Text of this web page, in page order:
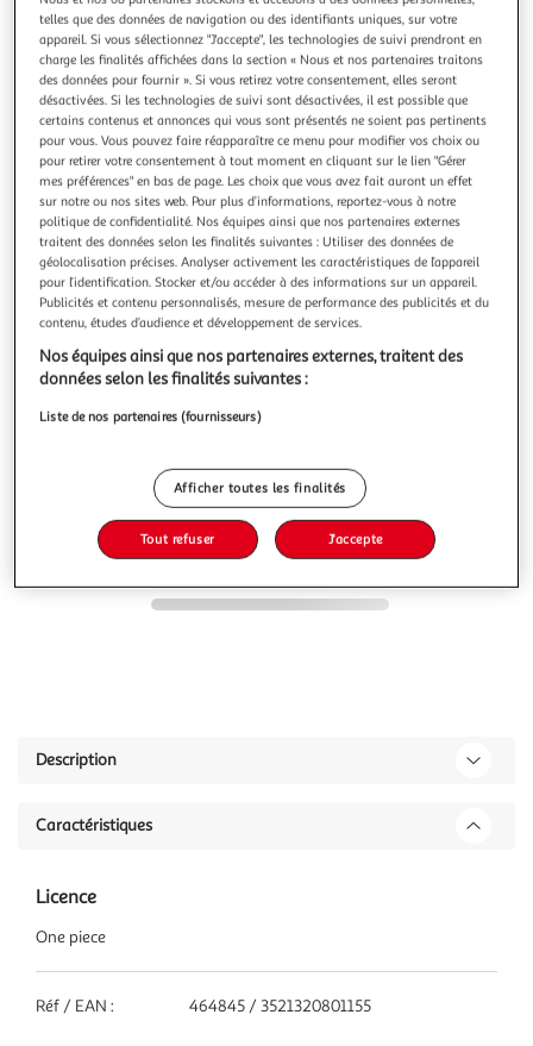
précédente
suivante
Tirelire Zoro One Piece
Ne manquez pas les nouvelles tirelires Plastoy dédiées aux
personnages de la série manga japonaise ONE PIECE !
Retrouvez ici le personnage Zoro.
En savoir +
Garantie légale: 2 ans (voir CGV)
Vendu parAuchan
Livr. ou retrait dès 1/2 jours
A partir de 3,00€ - Retrait offert dès 35€
Plus d'options
24,99€
Description
Caractéristiques
Licence
One piece
Réf / EAN : 464845 / 3521320801155
telles que des données de navigation ou des identifiants uniques, sur votre
appareil. Si vous sélectionnez "J'accepte", les technologies de suivi prendront en
charge les finalités affichées dans la section « Nous et nos partenaires traitons
des données pour fournir ». Si vous retirez votre consentement, elles seront
désactivées. Si les technologies de suivi sont désactivées, il est possible que
certains contenus et annonces qui vous sont présentés ne soient pas pertinents
pour vous. Vous pouvez faire réapparaître ce menu pour modifier vos choix ou
pour retirer votre consentement à tout moment en cliquant sur le lien "Gérer
mes préférences" en bas de page. Les choix que vous avez fait auront un effet
sur notre ou nos sites web. Pour plus d’informations, reportez-vous à notre
politique de confidentialité. Nos équipes ainsi que nos partenaires externes
traitent des données selon les finalités suivantes : Utiliser des données de
géolocalisation précises. Analyser activement les caractéristiques de l’appareil
pour l’identification. Stocker et/ou accéder à des informations sur un appareil.
Publicités et contenu personnalisés, mesure de performance des publicités et du
contenu, études d’audience et développement de services.
Nos équipes ainsi que nos partenaires externes, traitent des
données selon les finalités suivantes :
Liste de nos partenaires (fournisseurs)
Afficher toutes les finalités
Tout refuser J'accepte